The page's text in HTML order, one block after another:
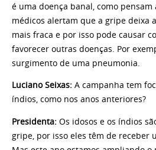
é uma doença banal, como pensam
médicos alertam que a gripe deixa
mais fraca e por isso pode causar
favorecer outras doenças. Por
surgimento de uma pneumonia.
Luciano Seixas: A campanha tem
índios, como nos anos anteriores?
Presidenta: Os idosos e os índios
gripe, por isso eles têm de receber